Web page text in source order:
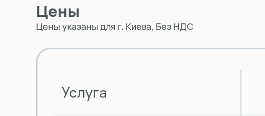
Цены
Цены указаны для г. Киева, Без НДС
Услуга